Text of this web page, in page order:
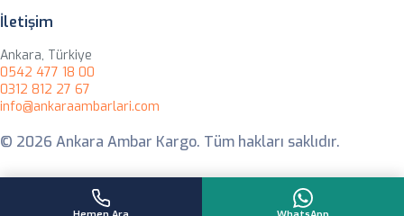
İletişim
Ankara, Türkiye
0542 477 18 00
0312 812 27 67
info@ankaraambarlari.com
© 2026 Ankara Ambar Kargo. Tüm hakları saklıdır.